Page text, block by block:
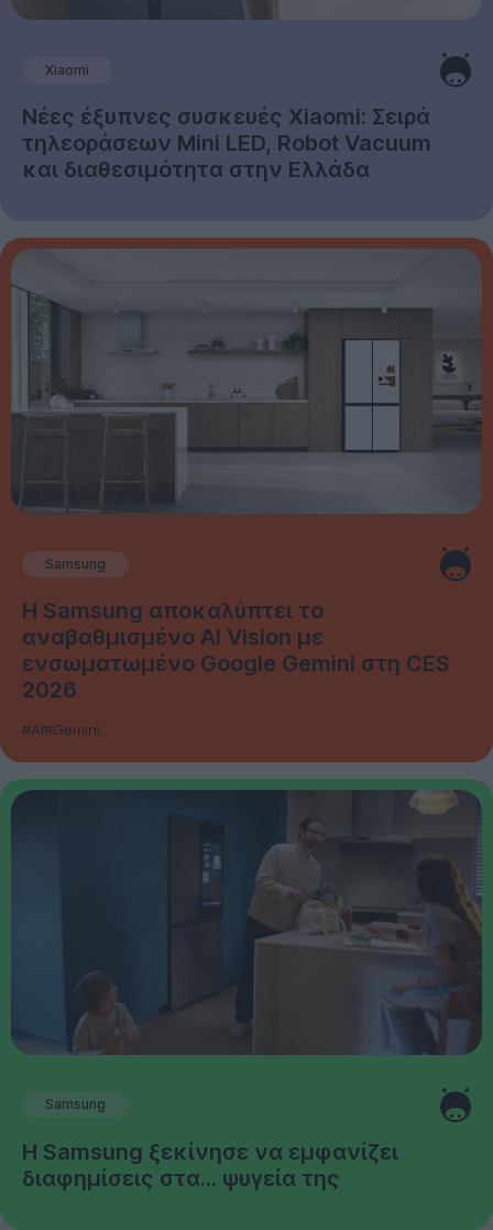
Xiaomi
Νέες έξυπνες συσκευές Xiaomi: Σειρά
τηλεοράσεων Mini LED, Robot Vacuum
και διαθεσιμότητα στην Ελλάδα
Samsung
Η Samsung αποκαλύπτει το
αναβαθμισμένο AI Vision με
ενσωματωμένο Google Gemini στη CES
2026
#AI#Gemini
Samsung
Η Samsung ξεκίνησε να εμφανίζει
διαφημίσεις στα... ψυγεία της